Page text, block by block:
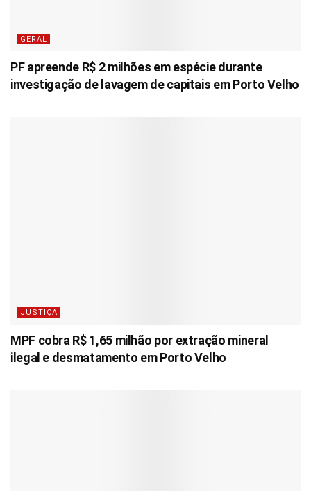
GERAL
PF apreende R$ 2 milhões em espécie durante
investigação de lavagem de capitais em Porto Velho
JUSTIÇA
MPF cobra R$ 1,65 milhão por extração mineral
ilegal e desmatamento em Porto Velho